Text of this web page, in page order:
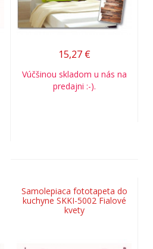
15,27 €
Vúčšinou skladom u nás na
predajni :-).
Samolepiaca fototapeta do
kuchyne SKKI-5002 Fialové
kvety